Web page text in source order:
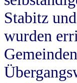
Stabitz
wurden